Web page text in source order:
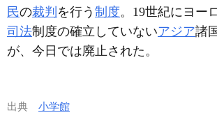
民の裁判 を行う 制度。19世紀にヨー
司法制度の確立していないアジア諸
が、今日では廃止された。
出典 小学館